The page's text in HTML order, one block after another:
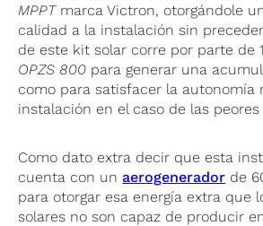
MPPTmarca Victron, otorgándole
calidad a la instalación sin
de este kit solar corre por parte de
OPZS 800 para generar una
como para satisfacer la autonomía
instalación en el caso de las
Como dato extra decir que esta
cuenta con un aerogenerador de
para otorgar esa energía extra que
solares no son capaz de producir